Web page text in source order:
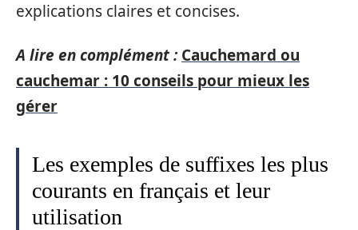
explications claires et concises.
A lire en complément : Cauchemard ou
cauchemar : 10 conseils pour mieux les
gérer
Les exemples de suffixes les plus
courants en français et leur
utilisation